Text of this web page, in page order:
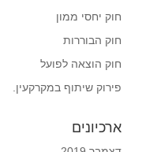
חוק יחסי ממון
חוק הבוררות
חוק הוצאה לפועל
פירוק שיתוף במקרקעין.
ארכיונים